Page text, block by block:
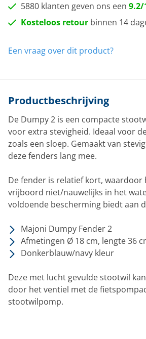
5880 klanten geven ons een 9.2/
Kosteloos retour binnen 14
Een vraag over dit product?
Productbeschrijving
De Dumpy 2 is een compacte
voor extra stevigheid. Ideaal voor
zoals een sloep. Gemaakt van
deze fenders lang mee.
De fender is relatief kort, waardoor
vrijboord niet/nauwelijks in het
voldoende bescherming biedt aan
Majoni Dumpy Fender 2
Afmetingen Ø 18 cm, lengte 36
Donkerblauw/navy kleur
Deze met lucht gevulde stootwil
door het ventiel met de
stootwilpomp.